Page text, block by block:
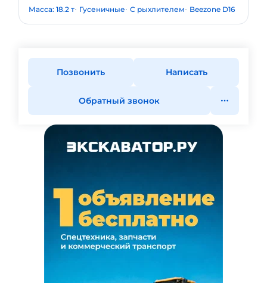
Масса: 18.2 т Гусеничные С рыхлителем Beezone D16
Позвонить Написать
Обратный звонок